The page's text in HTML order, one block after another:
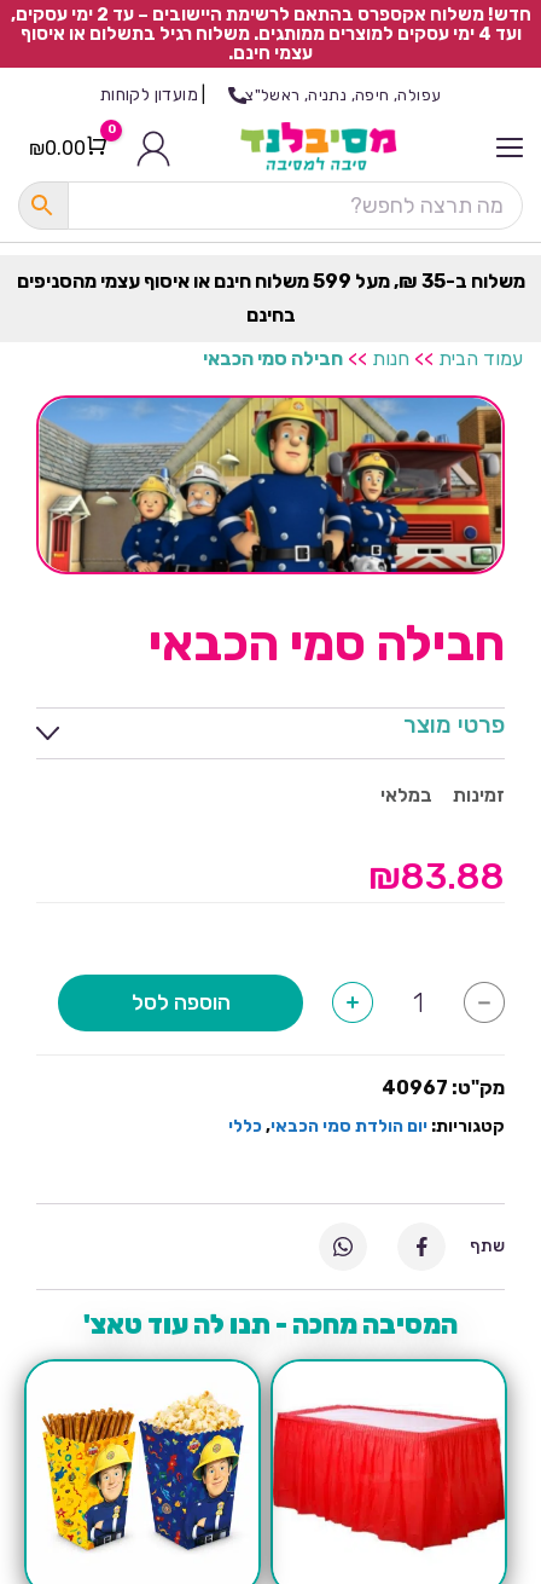
חדש! משלוח אקספרס בהתאם לרשימת היישובים – עד 2 ימי עסקים,
ועד 4 ימי עסקים למוצרים ממותגים. משלוח רגיל בתשלום או איסוף
עצמי חינם.
עפולה, חיפה, נתניה, ראשל"צ מועדון לקוחות
Cart
0
₪0.00
משלוח ב-35 ₪, מעל 599 משלוח חינם או איסוף עצמי מהסניפים
בחינם
עמוד הבית >> חנות >> חבילה סמי הכבאי
חבילה סמי הכבאי
פרטי מוצר
זמינות במלאי
₪83.88
-
של
+ הוספה לסל
מק"ט: 40967
קטגוריות: יום הולדת סמי הכבאי,כללי
המסיבה מחכה - תנו לה עוד טאצ'
שתף